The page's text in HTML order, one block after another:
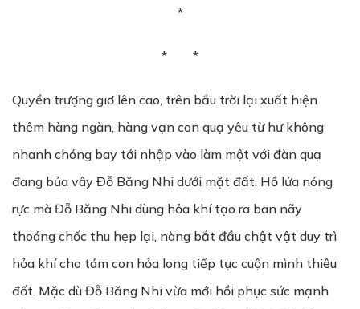
*
* *
Quyền trượng giơ lên cao, trên bầu trời lại xuất hiện
thêm hàng ngàn, hàng vạn con quạ yêu từ hư không
nhanh chóng bay tới nhập vào làm một với đàn quạ
đang bủa vây Đỗ Băng Nhi dưới mặt đất. Hồ lửa nóng
rực mà Đỗ Băng Nhi dùng hỏa khí tạo ra ban nãy
thoáng chốc thu hẹp lại, nàng bắt đầu chật vật duy trì
hỏa khí cho tám con hỏa long tiếp tục cuộn mình thiêu
đốt. Mặc dù Đỗ Băng Nhi vừa mới hồi phục sức mạnh